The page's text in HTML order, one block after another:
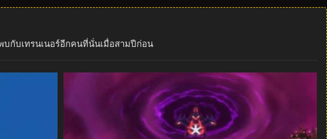
กับเทรนเนอร์อีกคนที่นั่นเมื่อสามปีก่อน